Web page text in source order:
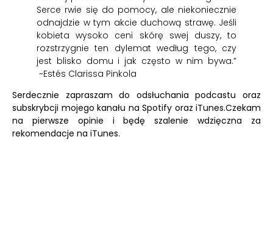
Serce rwie się do pomocy, ale niekoniecznie
odnajdzie w tym akcie duchową strawę. Jeśli
kobieta wysoko ceni skórę swej duszy, to
rozstrzygnie ten dylemat według tego, czy
jest blisko domu i jak często w nim bywa.”
~Estés Clarissa Pinkola
Serdecznie zapraszam do odsłuchania podcastu oraz
subskrybcji mojego kanału na Spotify oraz iTunes.Czekam
na pierwsze opinie i będę szalenie wdzięczna za
rekomendacje na iTunes.